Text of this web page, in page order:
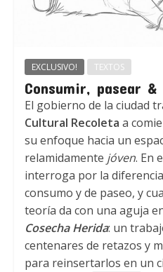
EXCLUSIVO! TEXTOS
Consumir, pasear
El gobierno de la ciudad
Cultural Recoleta a
su enfoque hacia un
relamidamente jóven. En
interroga por la
consumo y de paseo, y
teoría da con una aguja
Cosecha Herida: un
centenares de retazos y
para reinsertarlos en un